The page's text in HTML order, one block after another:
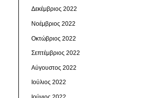
Δεκέμβριος 2022
Νοέμβριος 2022
Οκτώβριος 2022
Σεπτέμβριος 2022
Αύγουστος 2022
Ιούλιος 2022